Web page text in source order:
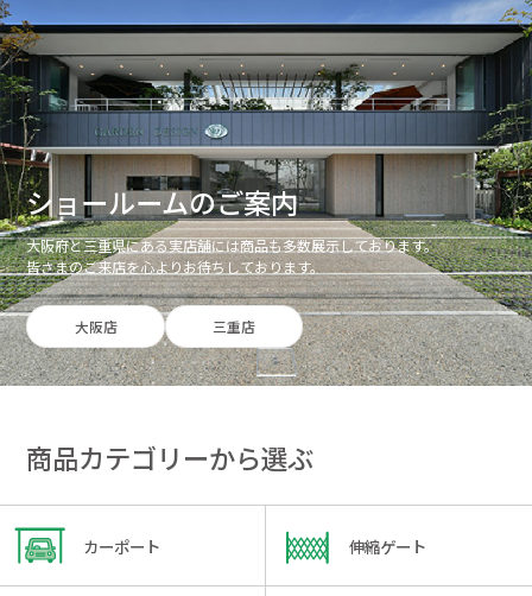
ショールームのご案内
大阪府と三重県にある実店舗には商品も多数展示しております。
皆さまのご来店を心よりお待ちしております。
大阪店 三重店
商品カテゴリーから選ぶ
カーポート 伸縮ゲート